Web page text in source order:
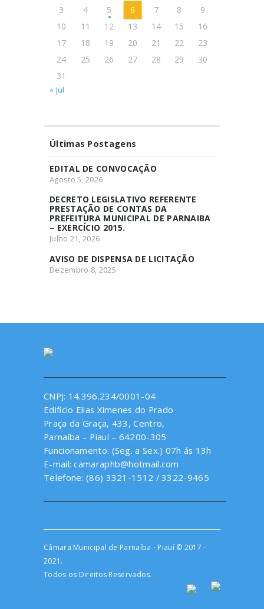
3
4 5 6 7 8
9
10
11 12 13 14 15
16
17
18 19 20 21 22
23
24
25 26 27 28 29
30
31
« Jul
Últimas Postagens
EDITAL DE CONVOCAÇÃO
Agosto 5, 2026
DECRETO LEGISLATIVO REFERENTE
PRESTAÇÃO DE CONTAS DA
PREFEITURA MUNICIPAL DE PARNAIBA
– EXERCÍCIO 2015.
Julho 21, 2026
AVISO DE DISPENSA DE LICITAÇÃO
Dezembro 8, 2025
CNPJ: 14.396.234/0001-04
Edifício Elias Ximenes do Prado
Praça da Graça, 433, Centro,
Parnaíba – Piauí – 64200-305
Funcionamento: (Seg. a Sex.) 07h ás 13h
E-mail: camaraphb@hotmail.com
Telefone: (86) 3321-1512 / 3322-9465
Câmara Municipal de Parnaíba - Piauí © 2017 -
2021.
Todos os Direitos Reservados.